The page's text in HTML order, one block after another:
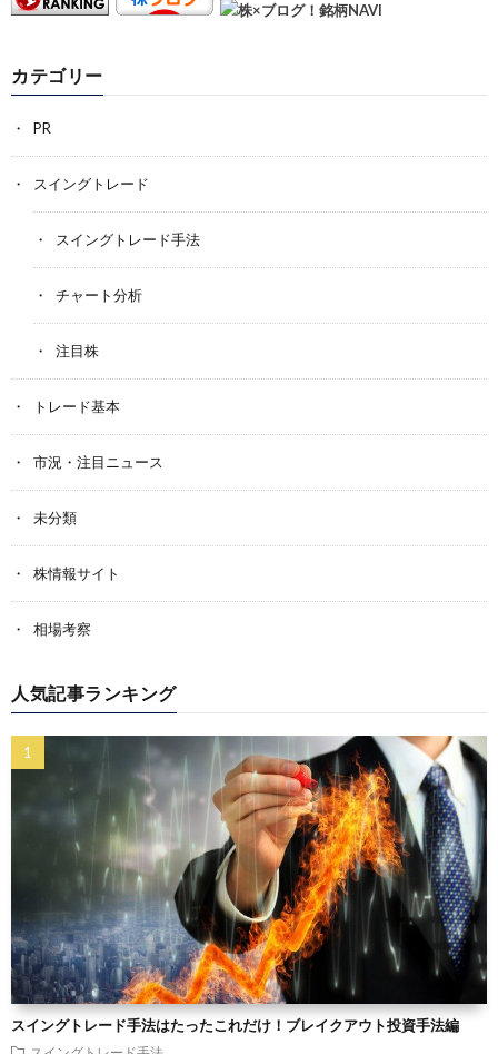
カテゴリー
PR
スイングトレード
スイングトレード手法
チャート分析
注目株
トレード基本
市況・注目ニュース
未分類
株情報サイト
相場考察
人気記事ランキング
スイングトレード手法はたったこれだけ！ブレイクアウト投資手法編
スイングトレード手法